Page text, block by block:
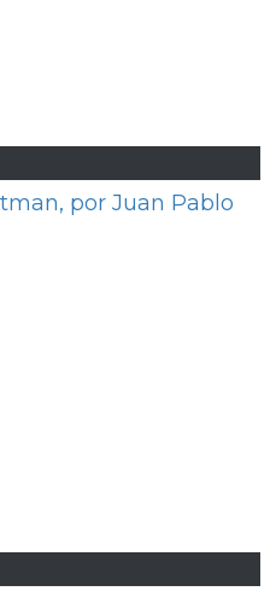
por Juan Pablo